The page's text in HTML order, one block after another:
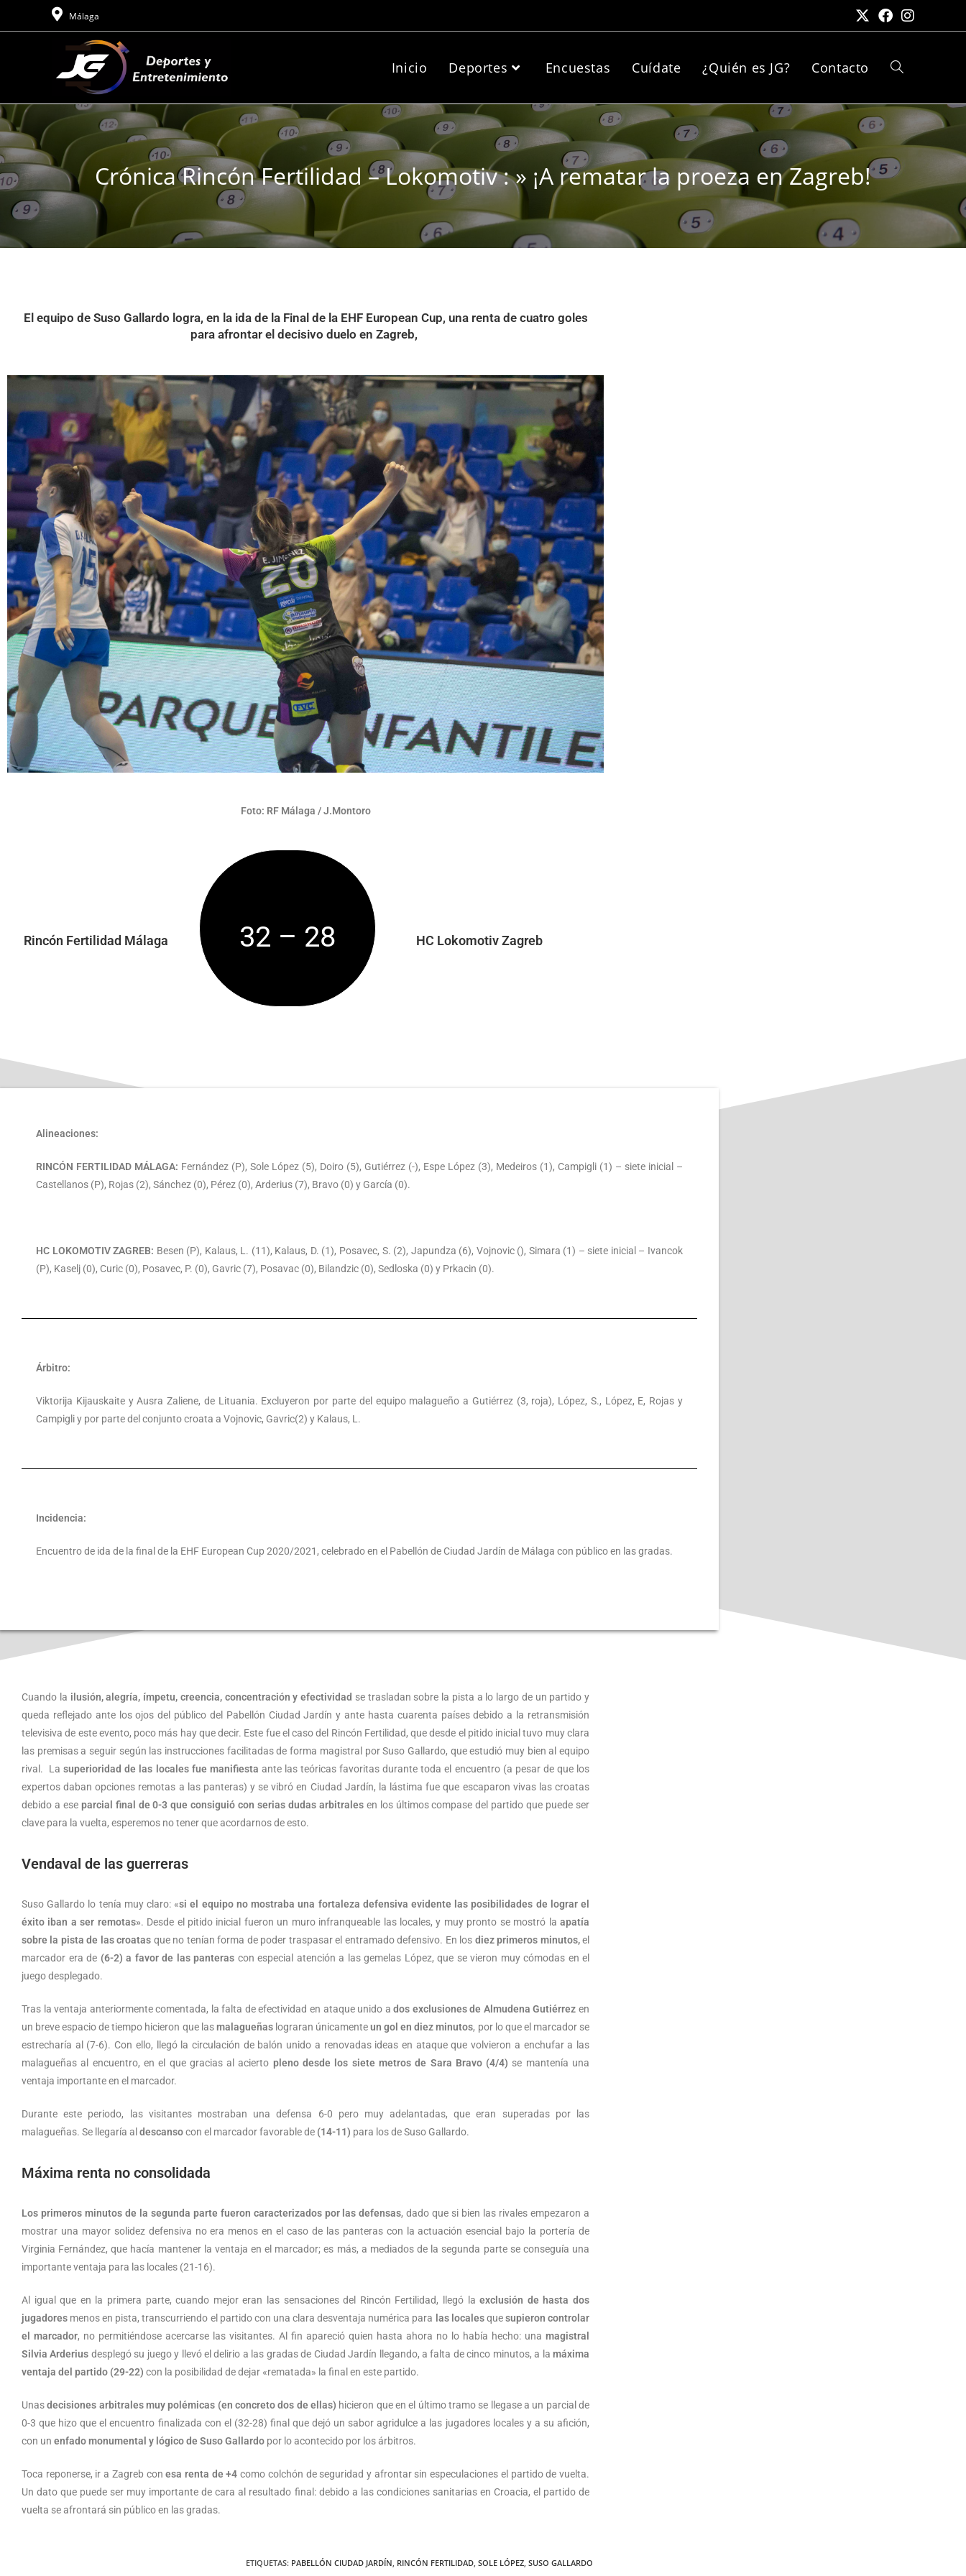
Málaga
Inicio Deportes Encuestas Cuídate ¿Quién es JG? Contacto
Crónica Rincón Fertilidad – Lokomotiv : » ¡A rematar la proeza en Zagreb!
El equipo de Suso Gallardo logra, en la ida de la Final de la EHF European Cup, una renta de cuatro goles
para afrontar el decisivo duelo en Zagreb,
Foto: RF Málaga / J.Montoro
Rincón Fertilidad Málaga 32 – 28 HC Lokomotiv Zagreb
Alineaciones:
RINCÓN FERTILIDAD MÁLAGA: Fernández (P), Sole López (5), Doiro (5), Gutiérrez (-), Espe López (3), Medeiros (1), Campigli (1) – siete inicial –
Castellanos (P), Rojas (2), Sánchez (0), Pérez (0), Arderius (7), Bravo (0) y García (0).
HC LOKOMOTIV ZAGREB: Besen (P), Kalaus, L. (11), Kalaus, D. (1), Posavec, S. (2), Japundza (6), Vojnovic (), Simara (1) – siete inicial – Ivancok
(P), Kaselj (0), Curic (0), Posavec, P. (0), Gavric (7), Posavac (0), Bilandzic (0), Sedloska (0) y Prkacin (0).
Árbitro:
Viktorija Kijauskaite y Ausra Zaliene, de Lituania. Excluyeron por parte del equipo malagueño a Gutiérrez (3, roja), López, S., López, E, Rojas y
Campigli y por parte del conjunto croata a Vojnovic, Gavric(2) y Kalaus, L.
Incidencia:
Encuentro de ida de la final de la EHF European Cup 2020/2021, celebrado en el Pabellón de Ciudad Jardín de Málaga con público en las gradas.
Cuando la ilusión, alegría, ímpetu, creencia, concentración y efectividad se trasladan sobre la pista a lo largo de un partido y
queda reflejado ante los ojos del público del Pabellón Ciudad Jardín y ante hasta cuarenta países debido a la retransmisión
televisiva de este evento, poco más hay que decir. Este fue el caso del Rincón Fertilidad, que desde el pitido inicial tuvo muy clara
las premisas a seguir según las instrucciones facilitadas de forma magistral por Suso Gallardo, que estudió muy bien al equipo
rival. Lasuperioridad de las locales fue manifiesta ante las teóricas favoritas durante toda el encuentro (a pesar de que los
expertos daban opciones remotas a las panteras) y se vibró en Ciudad Jardín, la lástima fue que escaparon vivas las croatas
debido a ese parcial final de 0-3 que consiguió con serias dudas arbitralesen los últimos compase del partido que puede ser
clave para la vuelta, esperemos no tener que acordarnos de esto.
Vendaval de las guerreras
Suso Gallardo lo tenía muy claro: «si el equipo no mostraba una fortaleza defensiva evidente las posibilidades de lograr el
éxito iban a ser remotas». Desde el pitido inicial fueron un muro infranqueable las locales, y muy pronto se mostró laapatía
sobre la pista de las croatas que no tenían forma de poder traspasar el entramado defensivo. En los diez primeros minutos,el
marcador era de (6-2) a favor de las panteras con especial atención a las gemelas López, que se vieron muy cómodas en el
juego desplegado.
Tras la ventaja anteriormente comentada, la falta de efectividad en ataque unido ados exclusiones de Almudena Gutiérrez en
un breve espacio de tiempo hicieron que lasmalagueñaslograran únicamenteun gol en diez minutos, por lo que el marcador se
estrecharía al (7-6). Con ello, llegó la circulación de balón unido a renovadas ideas en ataque que volvieron a enchufar a las
malagueñas al encuentro, en el que gracias al acierto pleno desde los siete metros de Sara Bravo (4/4) se mantenía una
ventaja importante en el marcador.
Durante este periodo, las visitantes mostraban una defensa 6-0 pero muy adelantadas, que eran superadas por las
malagueñas. Se llegaría al descansocon el marcador favorable de (14-11) para los de Suso Gallardo.
Máxima renta no consolidada
Los primeros minutos de la segunda parte fueron caracterizados por las defensas, dado que si bien las rivales empezaron a
mostrar una mayor solidez defensiva no era menos en el caso de las panteras con la actuación esencial bajo la portería de
Virginia Fernández, que hacía mantener la ventaja en el marcador; es más, a mediados de la segunda parte se conseguía una
importante ventaja para las locales (21-16).
Al igual que en la primera parte, cuando mejor eran las sensaciones del Rincón Fertilidad, llegó laexclusión de hasta dos
jugadores menos en pista, transcurriendo el partido con una clara desventaja numérica para las localesquesupieron controlar
el marcador, no permitiéndose acercarse las visitantes. Al fin apareció quien hasta ahora no lo había hecho: una magistral
Silvia Arderius desplegó su juego y llevó el delirio a las gradas de Ciudad Jardín llegando, a falta de cinco minutos, a lamáxima
ventaja del partido (29-22) con la posibilidad de dejar «rematada» la final en este partido.
Unasdecisiones arbitrales muy polémicas (en concreto dos de ellas) hicieron que en el último tramo se llegase a un parcial de
0-3 que hizo que el encuentro finalizada con el (32-28) final que dejó un sabor agridulce a las jugadores locales y a su afición,
con un enfado monumental y lógico de Suso Gallardo por lo acontecido por los árbitros.
Toca reponerse, ir a Zagreb conesa renta de +4 como colchón de seguridad y afrontar sin especulaciones el partido de vuelta.
Un dato que puede ser muy importante de cara al resultado final: debido a las condiciones sanitarias en Croacia, el partido de
vuelta se afrontará sin público en las gradas.
ETIQUETAS: PABELLÓN CIUDAD JARDÍN, RINCÓN FERTILIDAD, SOLE LÓPEZ, SUSO GALLARDO